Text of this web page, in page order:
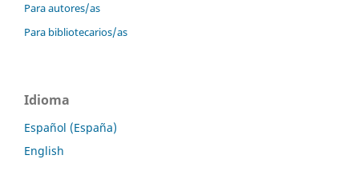
Para autores/as
Para bibliotecarios/as
Idioma
Español (España)
English